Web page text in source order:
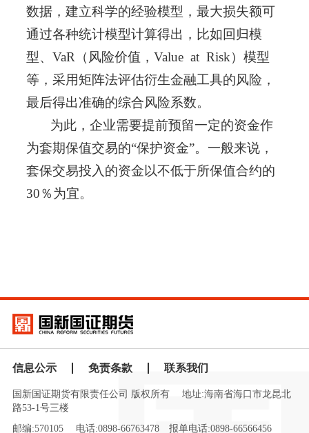
数据，建立科学的经验模型，最大损失额可
通过各种统计模型计算得出，比如回归模
型、VaR（风险价值，Value at Risk）模型
等，采用矩阵法评估衍生金融工具的风险，
最后得出准确的综合风险系数。
为此，企业需要提前预留一定的资金作
为套期保值交易的“保护资金”。一般来说，
套保交易投入的资金以不低于所保值合约的
30％为宜。
信息公示 免责条款 联系我们
国新国证期货有限责任公司 版权所有
地址:海南省海口市龙昆北
路53-1号三楼
邮编:570105
电话:0898-66763478 报单电话:0898-66566456